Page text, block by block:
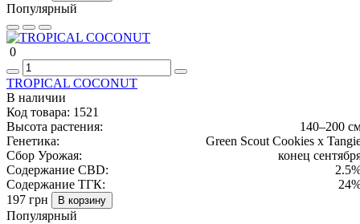
Популярный
0
TROPICAL COCONUT
В наличии
Код товара: 1521
Высота растения:
140–200
Генетика:
Green Scout Cookies x
Сбор Урожая:
конец
Содержание CBD:
Содержание ТГК:
197 грн
В корзину
Популярный